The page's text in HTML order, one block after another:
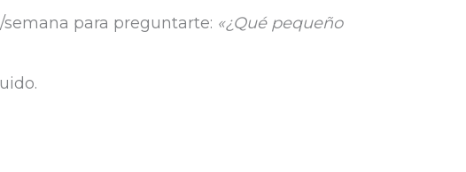
semana para preguntarte: «¿Qué pequeño